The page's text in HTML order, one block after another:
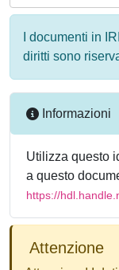
I documenti in
diritti sono
Informazioni
Utilizza questo
a questo
https://
Attenzione